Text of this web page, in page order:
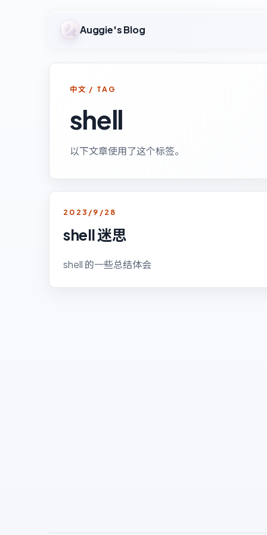
Auggie's Blog
中文 / TAG
shell
以下文章使用了这个标签。
2023/9/28
shell 迷思
shell 的一些总结体会